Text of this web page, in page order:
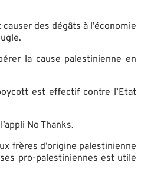
des dégâts à l’économie
la cause palestinienne en
est effectif contre l’Etat
No Thanks.
frères d’origine palestinienne
pro-palestiniennes est utile